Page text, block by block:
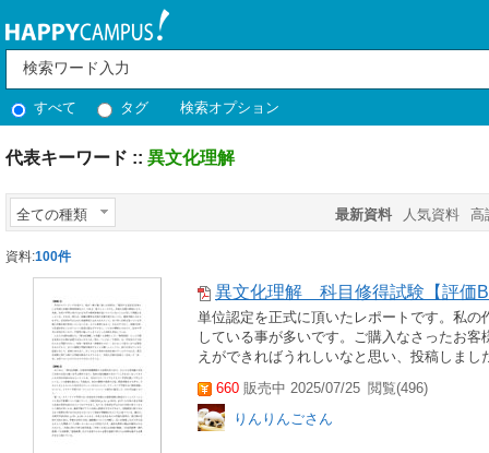
すべて タグ 検索オプション
代表キーワード :: 異文化理解
全ての種類 最新資料 人気資料 高
資料:100件
異文化理解 科目修得試験【評価
単位認定を正式に頂いたレポートです。私
している事が多いです。ご購入なさったお
えができればうれしいなと思い、投稿しまし
660 販売中 2025/07/25 閲覧(496)
りんりんごさん